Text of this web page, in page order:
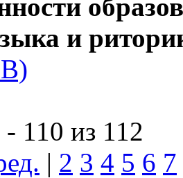
и
110 из 112
| 2 3 4 5 6 7